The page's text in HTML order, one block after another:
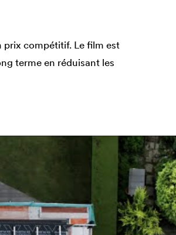
prix compétitif. Le film est
terme en réduisant les